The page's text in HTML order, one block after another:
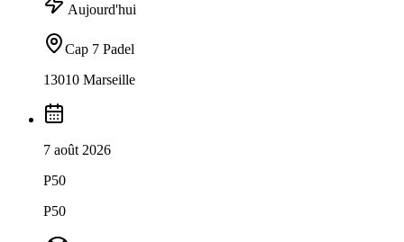
Aujourd'hui
Cap 7 Padel
13010 Marseille
7 août 2026
P50
P50